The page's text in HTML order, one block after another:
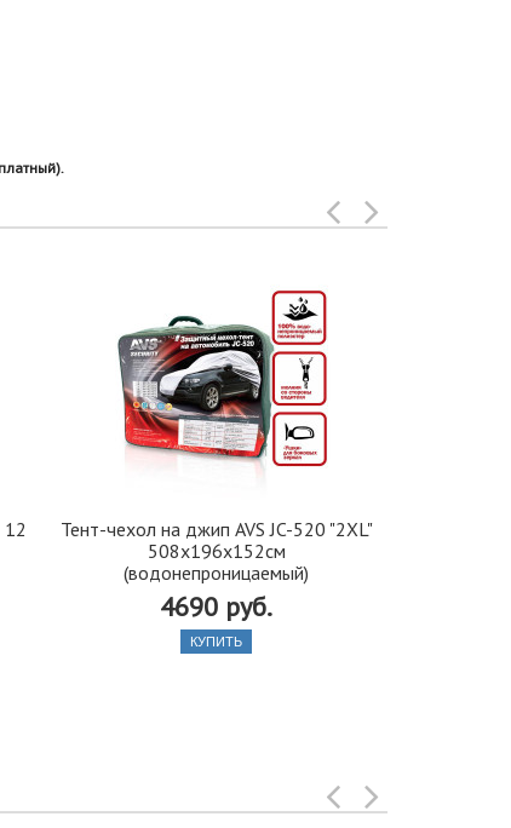
12
Тент-чехол на джип AVS JC-520 "2XL"
508х196х152см
(водонепроницаемый)
4690 руб.
КУПИТЬ